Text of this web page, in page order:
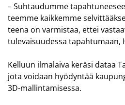
– Suh­tau­dum­me
teem­me kaik­kem­me
tee­na on var­mis­taa, ettei
tu­le­vai­suu­des­sa ta­pah­tu­maan,
Kel­luun il­ma­lai­va ke­rä­si dataa
jota voi­daan hyö­dyn­tää
3D-​mallintamisessa.